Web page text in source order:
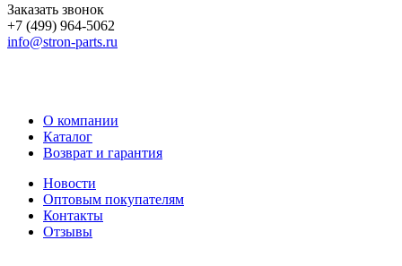
Заказать звонок
+7 (499) 964-5062
info@stron-parts.ru
О компании
Каталог
Возврат и гарантия
Новости
Оптовым покупателям
Контакты
Отзывы